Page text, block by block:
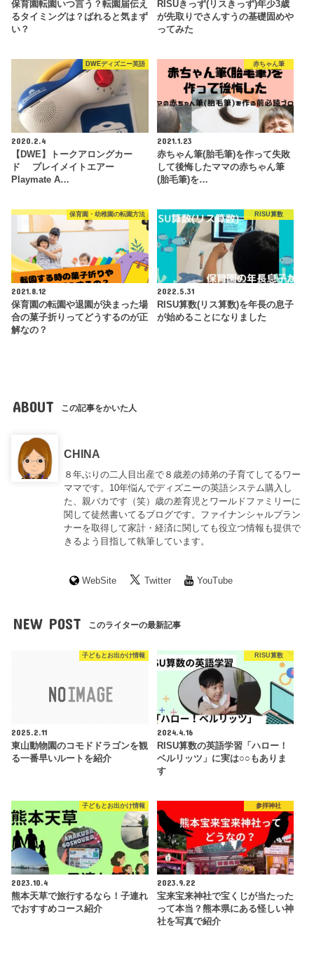
保育園転園いつ言う？転園届伝え
るタイミングは？ばれると気まず
い？
RISUきっず(リスきっず)年少3歳
が先取りでさんすうの基礎固めや
ってみた
DWEディズニー英語
2020.2.4
【DWE】トークアロングカー
ド プレイメイトエアー
Playmate A…
赤ちゃん筆
2021.1.23
赤ちゃん筆(胎毛筆)を作って失敗
して後悔したママの赤ちゃん筆
(胎毛筆)を…
保育園・幼稚園の転園方法
2021.8.12
保育園の転園や退園が決まった場
合の菓子折りってどうするのが正
解なの？
RISU算数
2022.5.31
RISU算数(リス算数)を年長の息子
が始めることになりました
ABOUT この記事をかいた人
CHINA
８年ぶりの二人目出産で８歳差の姉弟の子育てしてるワー
ママです。10年悩んでディズニーの英語システム購入し
た、親バカです（笑）歳の差育児とワールドファミリーに
関して徒然書いてるブログです。ファイナンシャルプラン
ナーを取得して家計・経済に関しても役立つ情報も提供で
きるよう目指して執筆しています。
WebSite Twitter YouTube
NEW POST このライターの最新記事
子どもとお出かけ情報
2025.2.11
東山動物園のコモドドラゴンを観
る一番早いルートを紹介
RISU算数
2024.4.16
RISU算数の英語学習「ハロー！
ベルリッツ」に実は○○もありま
す
子どもとお出かけ情報
2023.10.4
熊本天草で旅行するなら！子連れ
でおすすめコース紹介
参拝神社
2023.9.22
宝来宝来神社で宝くじが当たった
って本当？熊本県にある怪しい神
社を写真で紹介